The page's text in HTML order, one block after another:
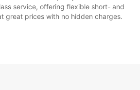
service, offering flexible short- and
great prices with no hidden charges.